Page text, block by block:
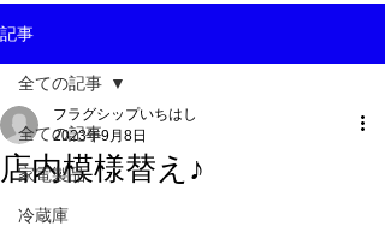
記事
全ての記事
家電製品
冷蔵庫
全ての記事
店内模様替え♪
フラグシップいちはし
2023年9月8日